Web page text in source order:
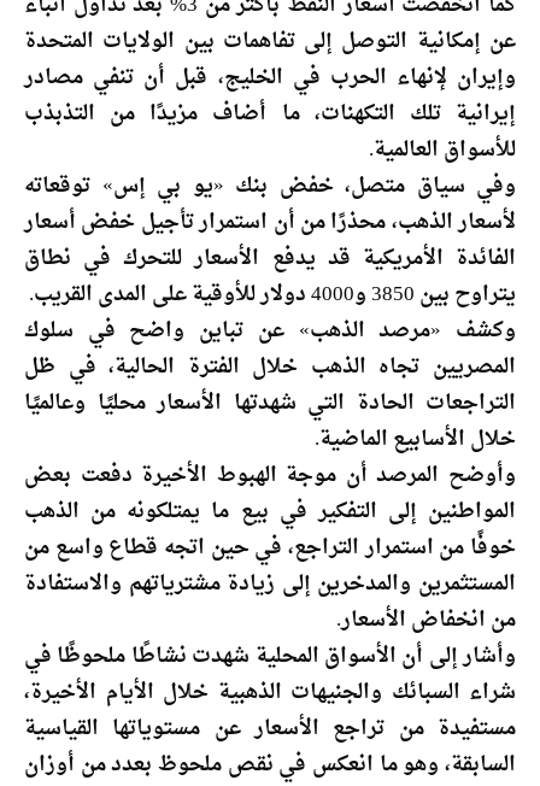
عن إمكانية التوصل إلى تفاهمات بين الولايات المتحدة
وإيران لإنهاء الحرب في الخليج، قبل أن تنفي مصادر
إيرانية تلك التكهنات، ما أضاف مزيدًا من التذبذب
للأسواق العالمية.
وفي سياق متصل، خفض بنك «يو بي إس» توقعاته
لأسعار الذهب، محذرًا من أن استمرار تأجيل خفض أسعار
الفائدة الأمريكية قد يدفع الأسعار للتحرك في نطاق
يتراوح بين 3850 و4000 دولار للأوقية على المدى القريب.
وكشف «مرصد الذهب» عن تباين واضح في سلوك
المصريين تجاه الذهب خلال الفترة الحالية، في ظل
التراجعات الحادة التي شهدتها الأسعار محليًا وعالميًا
خلال الأسابيع الماضية.
وأوضح المرصد أن موجة الهبوط الأخيرة دفعت بعض
المواطنين إلى التفكير في بيع ما يمتلكونه من الذهب
خوفًا من استمرار التراجع، في حين اتجه قطاع واسع من
المستثمرين والمدخرين إلى زيادة مشترياتهم والاستفادة
من انخفاض الأسعار.
وأشار إلى أن الأسواق المحلية شهدت نشاطًا ملحوظًا في
شراء السبائك والجنيهات الذهبية خلال الأيام الأخيرة،
مستفيدة من تراجع الأسعار عن مستوياتها القياسية
السابقة، وهو ما انعكس في نقص ملحوظ بعدد من أوزان